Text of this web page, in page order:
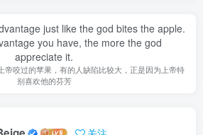
just like the god bites the apple.
you have, the more the god
appreciate it.
帝咬过的苹果，有的人缺陷比较大，正是因为上帝特
别喜欢他的芬芳